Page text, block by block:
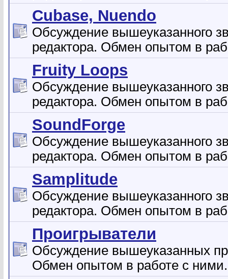
Cubase, Nuendo
Обсуждение вышеуказанного
редактора. Обмен опытом в
Fruity Loops
Обсуждение вышеуказанного
редактора. Обмен опытом в
SoundForge
Обсуждение вышеуказанного
редактора. Обмен опытом в
Samplitude
Обсуждение вышеуказанного
редактора. Обмен опытом в
Проигрыватели
Обсуждение вышеуказанных
Обмен опытом в работе с ними.